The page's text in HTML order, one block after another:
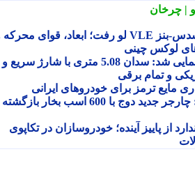
نسخه ساخت چین مرسدس‑بنز VLE لو رفت؛ ابعاد، قوای محرکه و
BYD سیل 07 جدید رونمایی شد: سدان 5.08 متری با شارژ سریع و
و تمام برقی
ترمز برای خودروهای ایرانی
بازگشت دوج سوپر بی: چارجر جدید دوج با 600 اسب بخار بازگشته
استاندارد از پاییز آینده؛ خودروسازان در تکاپوی